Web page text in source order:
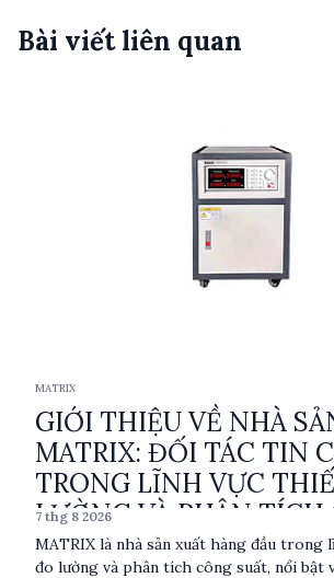
Bài viết liên quan
MATRIX
GIỚI THIỆU VỀ NHÀ
MATRIX: ĐỐI TÁC TIN
TRONG LĨNH VỰC
LƯỜNG VÀ PHÂN TÍCH
SUẤT
7 thg 8 2026
MATRIX là nhà sản xuất hàng đầu trong
đo lường và phân tích công suất, nổi bật